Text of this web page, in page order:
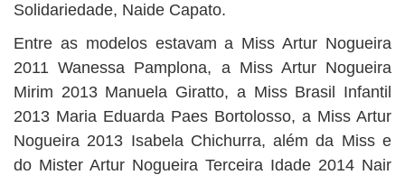
Solidariedade, Naide Capato.
Entre as modelos estavam a Miss Artur Nogueira
2011 Wanessa Pamplona, a Miss Artur Nogueira
Mirim 2013 Manuela Giratto, a Miss Brasil Infantil
2013 Maria Eduarda Paes Bortolosso, a Miss Artur
Nogueira 2013 Isabela Chichurra, além da Miss e
do Mister Artur Nogueira Terceira Idade 2014 Nair